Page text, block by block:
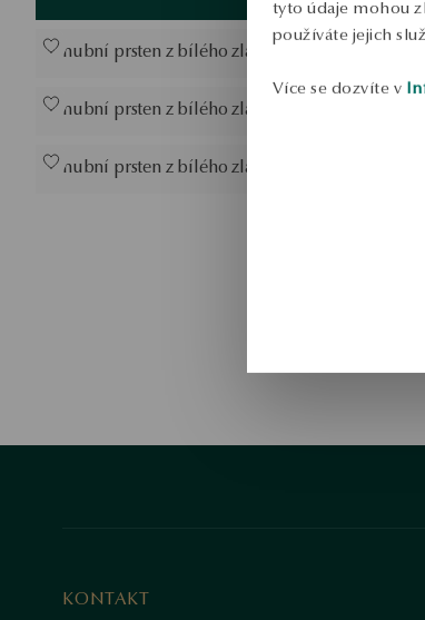
tyto údaje mohou
používáte jejich
Více se dozvíte v
Snubní prsten z bílého zlata
Snubní prsten z bílého zlata
Snubní prsten z bílého zlata
KONTAKT